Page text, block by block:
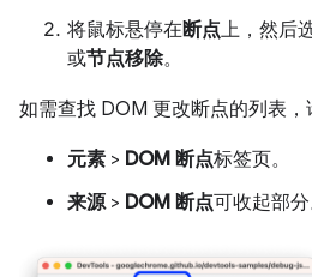
将鼠标悬停在断点上，然后
或节点移除。
如需查找 DOM 更改断点的列表，
元素 > DOM 断点标签页。
来源> DOM 断点可收起部分